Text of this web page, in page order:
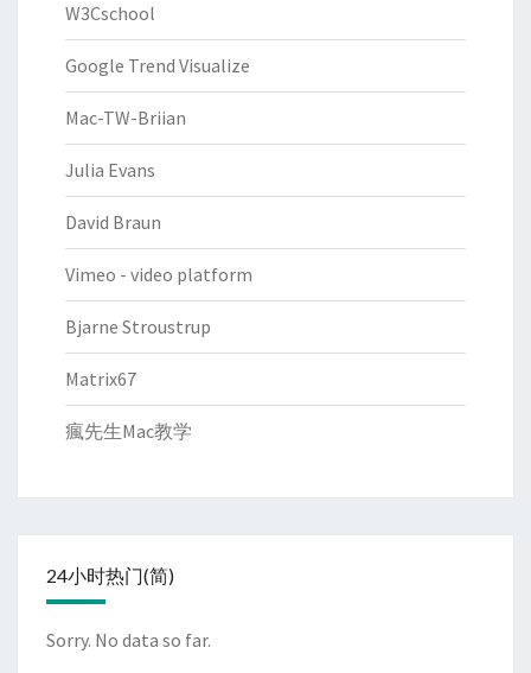
W3Cschool
Google Trend Visualize
Mac-TW-Briian
Julia Evans
David Braun
Vimeo - video platform
Bjarne Stroustrup
Matrix67
瘋先生Mac教学
24小时热门(简)
Sorry. No data so far.